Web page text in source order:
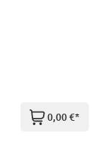
0,00 €*